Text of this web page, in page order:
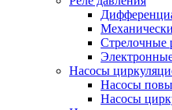
Стрелочные
Насосы
Насосы
Насосы